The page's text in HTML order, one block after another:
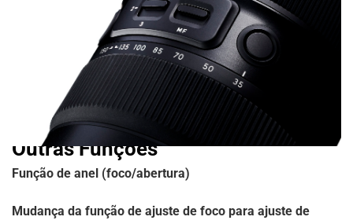
Outras Funções
Função de anel (foco/abertura)
Mudança da função de ajuste de foco para ajuste de